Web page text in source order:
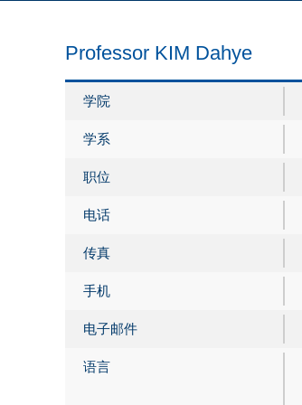
Professor KIM Dahye
学院
学系
职位
电话
传真
手机
电子邮件
语言